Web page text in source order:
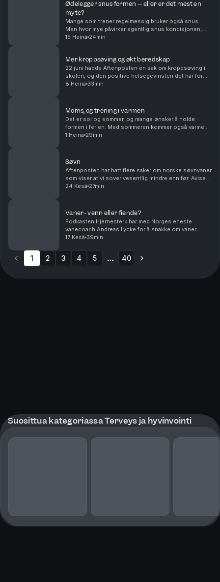
Ødelegger snus formen – eller er det mest en
myte?
Mange som trener regelmessig bruker også snus.
Men hvor mye påvirker egentlig snus kondisjonen,
prestasjonen og helsa? I denne episoden tar vi
15 Heinä 24min
Mer kroppsøving og økt beredskap
22.juni hadde Aftenposten en sak om kroppsøving i
skolen, og den positive helsegevinsten det har for
individet- men også for samfunnets beredskapsevne.
8 Heinä 33min
Moms, og trening i varmen
Det er sol og sommer, og mange ønsker å holde
formen i ferien. Med sommeren kommer også varmen,
med mange som både kvier seg og er litt engstelige
1 Heinä 29min
Søvn
Aftenposten har hatt flere saker om norske søvnvaner
som viser at vi sover vesentlig mindre enn før. Avisen
har også publisert en sak om hvordan søvnvaner
24 Kesä 27min
Vaner- venn eller fiende?
Podkasten Hjernesterk har med Norges eneste
vanecoach Andreas Lycke for å snakke om vaner.
Hvorfor etablerer vi vaner som går på tvers av ønsket
om v...
17 Kesä 39min
1 2 3 4 5 40
Suosittua kategoriassa Terveys ja hyvinvointi